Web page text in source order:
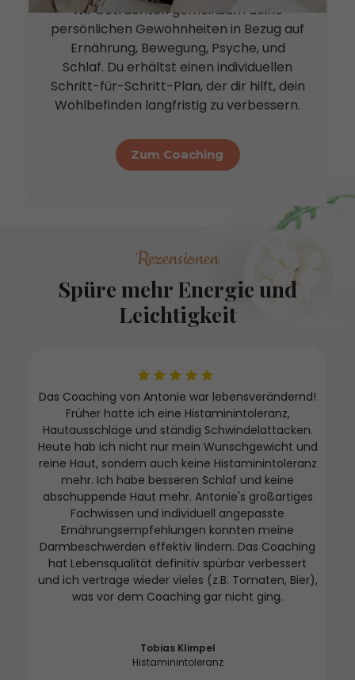
Wir betrachten gemeinsam deine
persönlichen Gewohnheiten in Bezug auf
Ernährung, Bewegung, Psyche, und
Schlaf. Du erhältst einen individuellen
Schritt-für-Schritt-Plan, der dir hilft, dein
Wohlbefinden langfristig zu verbessern.
Zum Coaching
Rezensionen
Spüre mehr Energie und
Leichtigkeit
Das Coaching von Antonie war lebensverändernd!
Früher hatte ich eine Histaminintoleranz,
Hautausschläge und ständig Schwindelattacken.
Heute hab ich nicht nur mein Wunschgewicht und
reine Haut, sondern auch keine Histaminintoleranz
mehr. Ich habe besseren Schlaf und keine
abschuppende Haut mehr. Antonie's großartiges
Fachwissen und individuell angepasste
Ernährungsempfehlungen konnten meine
Darmbeschwerden effektiv lindern. Das Coaching
hat Lebensqualität definitiv spürbar verbessert
und ich vertrage wieder vieles (z.B. Tomaten, Bier),
was vor dem Coaching gar nicht ging.
Tobias Klimpel
Histaminintoleranz